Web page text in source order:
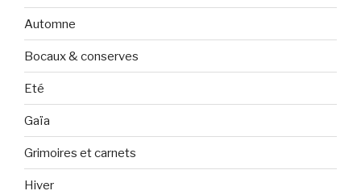
Automne
Bocaux & conserves
Eté
Gaïa
Grimoires et carnets
Hiver